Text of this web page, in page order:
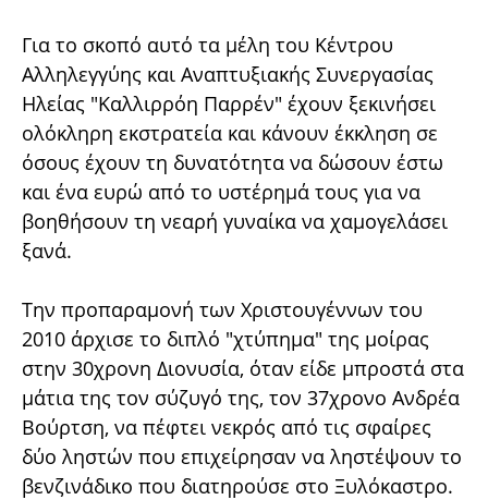
Για το σκοπό αυτό τα μέλη του Κέντρου
Αλληλεγγύης και Αναπτυξιακής Συνεργασίας
Ηλείας "Καλλιρρόη Παρρέν" έχουν ξεκινήσει
ολόκληρη εκστρατεία και κάνουν έκκληση σε
όσους έχουν τη δυνατότητα να δώσουν έστω
και ένα ευρώ από το υστέρημά τους για να
βοηθήσουν τη νεαρή γυναίκα να χαμογελάσει
ξανά.
Την προπαραμονή των Χριστουγέννων του
2010 άρχισε το διπλό "χτύπημα" της μοίρας
στην 30χρονη Διονυσία, όταν είδε μπροστά στα
μάτια της τον σύζυγό της, τον 37χρονο Ανδρέα
Βούρτση, να πέφτει νεκρός από τις σφαίρες
δύο ληστών που επιχείρησαν να ληστέψουν το
βενζινάδικο που διατηρούσε στο Ξυλόκαστρο.